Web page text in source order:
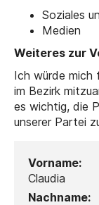
Soziales
Medien
Weiteres zur
Ich würde mich
im Bezirk
es wichtig, die
unserer Partei
Vorname:
Claudia
Nachname: